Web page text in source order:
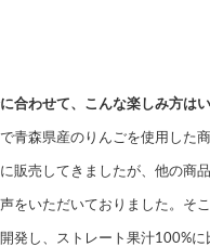
合わせて、こんな楽しみ方は
青森県産のりんごを使用した
販売してきましたが、他の商
をいただいておりました。そ
発し、ストレート果汁100%